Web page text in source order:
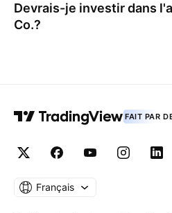
Devrais-je investir dans
Co.?
FAIT PAR
Français